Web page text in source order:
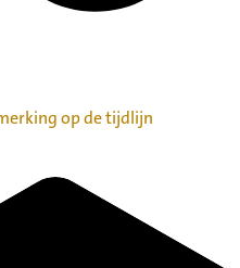
op de tijdlijn